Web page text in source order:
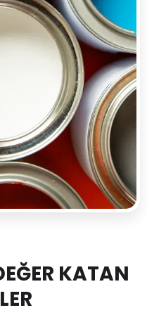
KATAN